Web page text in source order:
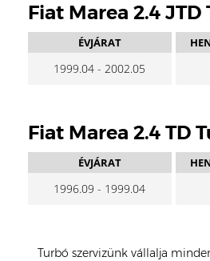
Fiat Marea 2.4 JTD
ÉVJÁRAT
1999.04 - 2002.05
Fiat Marea 2.4 TD
ÉVJÁRAT
1996.09 - 1999.04
Turbó szervizünk vállalja